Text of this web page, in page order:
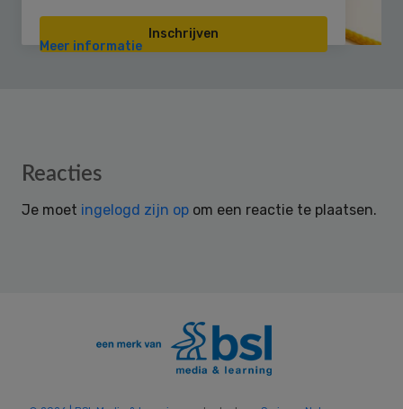
Inschrijven
Meer informatie
Reader
Reacties
Je moet ingelogd zijn op om een reactie te plaatsen.